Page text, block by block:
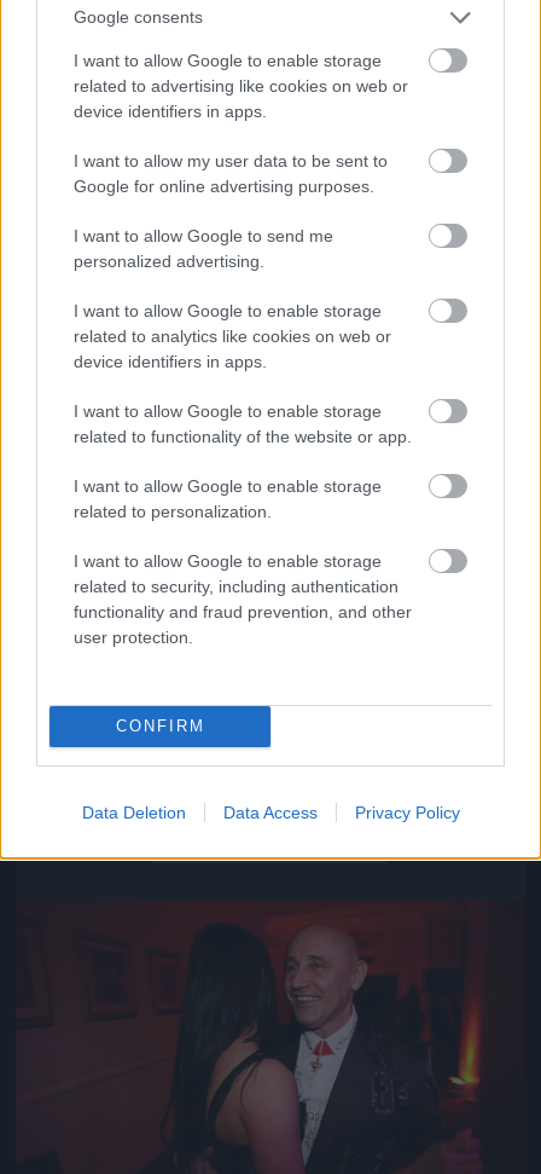
Google consents
I want to allow Google to enable storage
related to advertising like cookies on web or
device identifiers in apps.
I want to allow my user data to be sent to
Google for online advertising purposes.
I want to allow Google to send me
personalized advertising.
I want to allow Google to enable storage
related to analytics like cookies on web or
device identifiers in apps.
I want to allow Google to enable storage
related to functionality of the website or app.
I want to allow Google to enable storage
related to personalization.
I want to allow Google to enable storage
related to security, including authentication
functionality and fraud prevention, and other
user protection.
CONFIRM
Data Deletion Data Access Privacy Policy
Fotó: Szécsi István / Velvet
Jön még kép!
Fotó: Szécsi István / Velvet
Jön még kép!